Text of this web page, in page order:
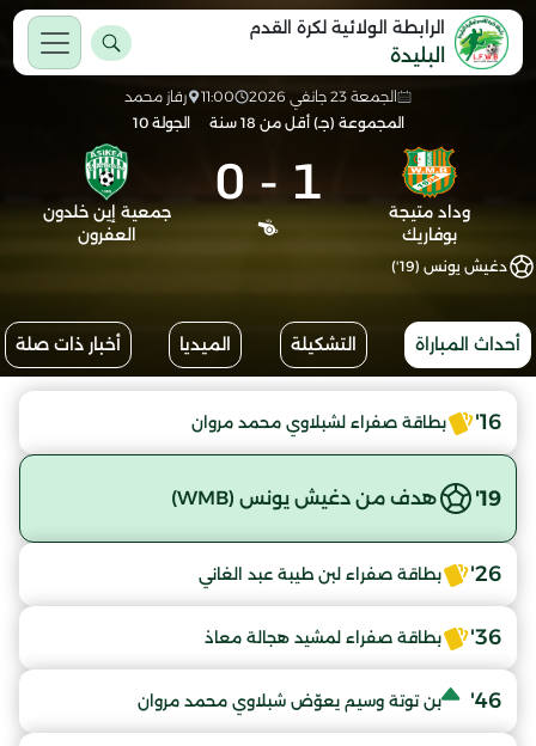
الرابطة الولائية لكرة القدم
البليدة
الجمعة 23 جانفي 2026 11:00
رقاز محمد
المجموعة (جـ) أقل من 18 سنة
الجولة 10
وداد متيجة
بوفاريك
1
-
0
جمعية إين خلدون
العفرون
دغيش يونس (19')
أحداث المباراة التشكيلة الميديا أخبار ذات صلة
16' بطاقة صفراء لشبلاوي محمد مروان
19' هدف من دغيش يونس (WMB)
26' بطاقة صفراء لبن طيبة عبد الغاني
36' بطاقة صفراء لمشيد هجالة معاذ
46' بن توتة وسيم يعوّض شبلاوي محمد مروان